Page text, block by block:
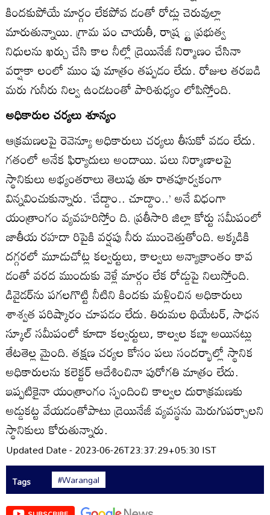
కిందకుపోయే మార్గం లేకపోవ డంతో రోడ్లు చెరువుల్లా
మారుతున్నాయి. గ్రామ పం చాయతీ, రాష్ర ్ట ప్రభుత్వ
నిధులను ఖర్చు చేసి కాల నీల్లో డ్రెయినేజీ నిర్మాణం చేసినా
వర్షాకా లంలో ముం పు మాత్రం తప్పడం లేదు. రోజుల తరబడి
మరు గునీరు నిల్వ ఉండటంతో పారిశుధ్యం లోపిస్తోంది.
అధికారుల చర్యలు శూన్యం
ఆక్రమణలపై రెవెన్యూ అధికారులు చర్యలు తీసుకో వడం లేదు.
గతంలో అనేక ఫిర్యాదులు అందాయి. పలు నిర్మాణాలపై
స్థానికులు అభ్యంతరాలు తెలుపు తూ రాతపూర్వకంగా
విన్నవించుకున్నారు. ‘చేద్దాం.. చూద్దాం..’ అనే విధంగా
యంత్రాంగం వ్యవహరిస్తోం ది. ప్రతీసారి జిల్లా కోర్టు సమీపంలో
జాతీయ రహదా రిపైకి వర్షపు నీరు ముంచెత్తుతోంది. అక్కడికి
దగ్గరలో మూడుచోట్ల కల్వర్టులు, కాల్వలు అన్యాక్రాంతం కావ
డంతో వరద ముందుకు వెళ్లే మార్గం లేక రోడ్డుపై నిలుస్తోంది.
డివైడర్‌ను పగలగొట్టి నీటిని కిందకు మళ్లించిన అధికారులు
శాశ్వత పరిష్కారం చూపడం లేదు. తిరుమల థియేటర్‌, సాధన
స్కూల్‌ సమీపంలో కూడా కల్వర్టులు, కాల్వల కబ్జా అయినట్లు
తేటతెల్ల మైంది. తక్షణ చర్యల కోసం పలు సందర్భాల్లో స్థానిక
అధికారులను కలెక్టర్‌ ఆదేశించినా పురోగతి మాత్రం లేదు.
ఇప్పటికైనా యంత్రాంగం స్పందించి కాల్వల దురాక్రమణకు
అడ్డుకట్ట వేయడంతోపాటు డ్రెయినేజీ వ్యవస్థను మెరుగుపర్చాలని
స్థానికులు కోరుతున్నారు.
Updated Date - 2023-06-26T23:37:29+05:30 IST
Tags #Warangal